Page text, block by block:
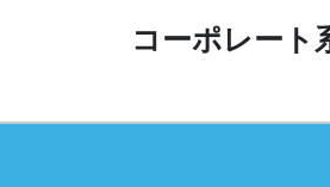
コーポレート